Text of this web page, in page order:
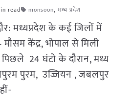
read monsoon, मध्य प्रदेश
मध्यप्रदेश के कई जिलों में
मौसम केंद्र, भोपाल से मिली
24 घंटो के दौरान, मध्य
पुरम, उज्जियन , जबलपुर